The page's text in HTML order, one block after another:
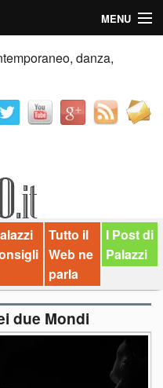
MENU
danza,
Tutto il
Web ne
parla
I Post di
Palazzi
due Mondi